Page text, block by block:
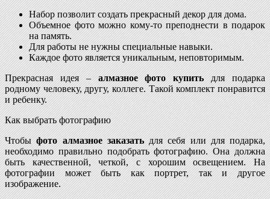
Набор позволит создать прекрасный декор для дома.
Объемное фото можно кому-то преподнести в подарок
на память.
Для работы не нужны специальные навыки.
Каждое фото является уникальным, неповторимым.
Прекрасная идея –алмазное фото купитьдля подарка
родному человеку, другу, коллеге. Такой комплект понравится
и ребенку.
Как выбрать фотографию
Чтобыфото алмазное заказатьдля себя или для подарка,
необходимо правильно подобрать фотографию. Она должна
быть качественной, четкой, с хорошим освещением. На
фотографии может быть как портрет, так и другое
изображение.